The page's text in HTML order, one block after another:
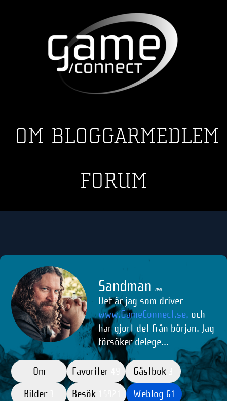
OM BLOGGARMEDLEM
FORUM
Sandman M50
Det är jag som driver
www.GameConnect.se, och
har gjort det från början. Jag
försöker delege...
Om Favoriter Gästbok
Bilder Besök Weblog 61